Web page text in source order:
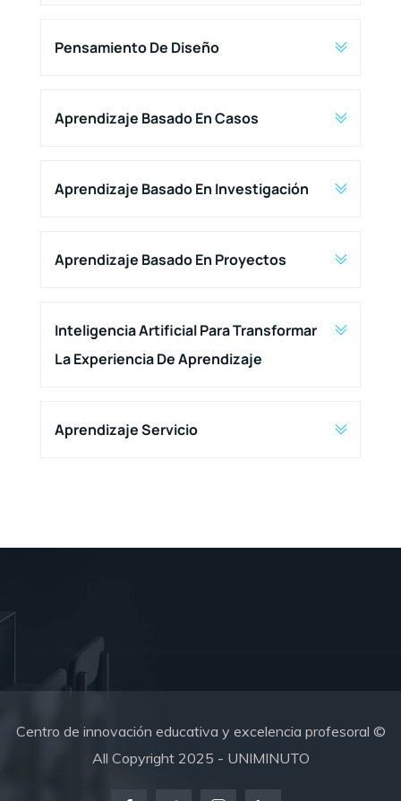
Pensamiento De Diseño
Aprendizaje Basado En Casos
Aprendizaje Basado En Investigación
Aprendizaje Basado En Proyectos
Inteligencia Artificial Para Transformar
La Experiencia De Aprendizaje
Aprendizaje Servicio
Centro de innovación educativa y excelencia profesoral ©
All Copyright 2025 - UNIMINUTO​